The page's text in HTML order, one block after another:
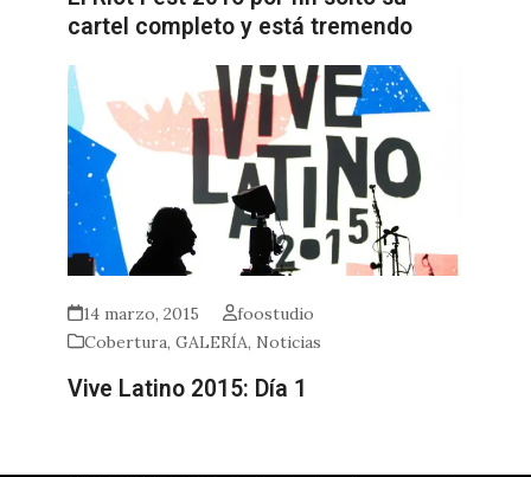
cartel completo y está tremendo
14 marzo, 2015
foostudio
Cobertura,GALERÍA, Noticias
Vive Latino 2015: Día 1